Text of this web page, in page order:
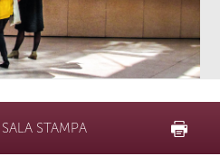
SALA STAMPA